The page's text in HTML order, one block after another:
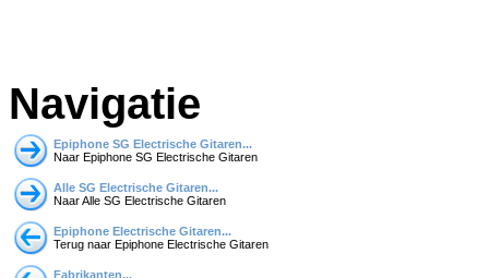
Navigatie
Epiphone SG Electrische Gitaren...
Naar Epiphone SG Electrische Gitaren
Alle SG Electrische Gitaren...
Naar Alle SG Electrische Gitaren
Epiphone Electrische Gitaren...
Terug naar Epiphone Electrische Gitaren
Fabrikanten...